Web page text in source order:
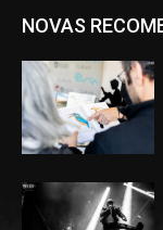
NOVAS